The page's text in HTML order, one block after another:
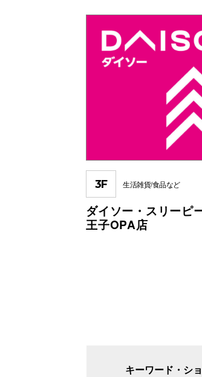
3F 生活雑貨/食品など
ダイソー・スリーピ
王子OPA店
キーワード・シ